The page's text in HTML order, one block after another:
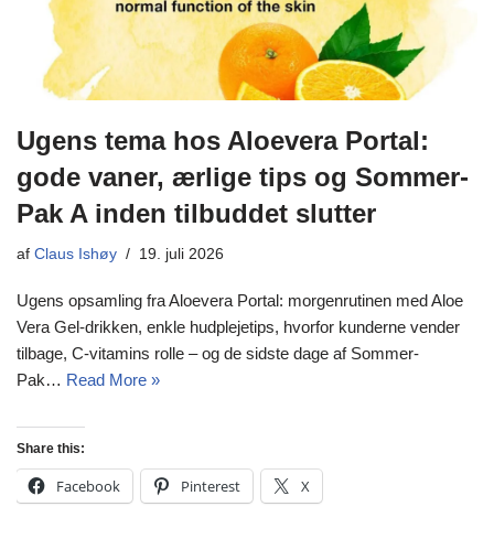
Ugens tema hos Aloevera Portal:
gode vaner, ærlige tips og Sommer-
Pak A inden tilbuddet slutter
af Claus Ishøy 19. juli 2026
Ugens opsamling fra Aloevera Portal: morgenrutinen med Aloe
Vera Gel-drikken, enkle hudplejetips, hvorfor kunderne vender
tilbage, C-vitamins rolle – og de sidste dage af Sommer-
Pak… Read More »
Share this:
Facebook Pinterest X